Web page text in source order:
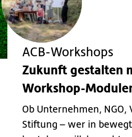
ACB-Workshops
Zukunft gestalten
Workshop-
Ob Unternehmen, NGO,
Stiftung – wer in